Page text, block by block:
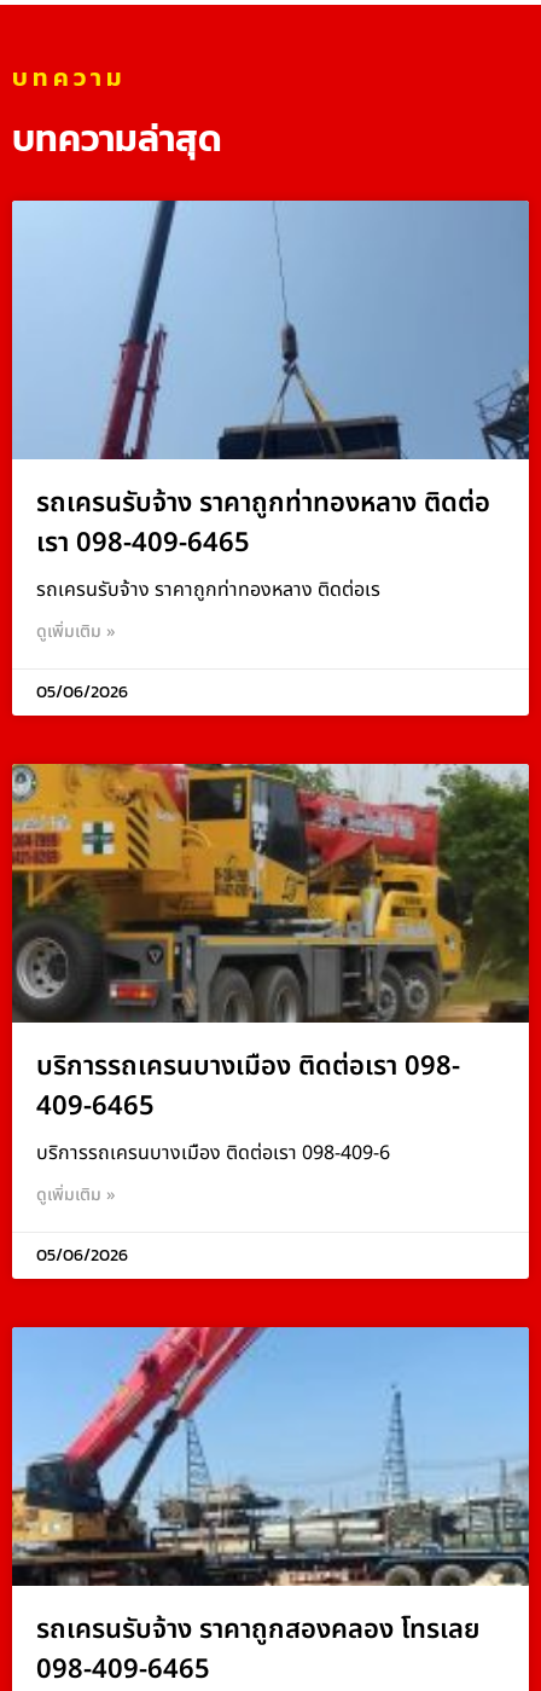
บทความ
บทความล่าสุด
รถเครนรับจ้าง ราคาถูกท่าทองหลาง ติดต่อ
เรา 098-409-6465
รถเครนรับจ้าง ราคาถูกท่าทองหลาง ติดต่อเร
ดูเพิ่มเติม »
05/06/2026
บริการรถเครนบางเมือง ติดต่อเรา 098-
409-6465
บริการรถเครนบางเมือง ติดต่อเรา 098-409-6
ดูเพิ่มเติม »
05/06/2026
รถเครนรับจ้าง ราคาถูกสองคลอง โทรเลย
098-409-6465